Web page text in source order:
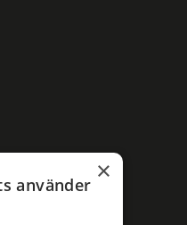
×
använder